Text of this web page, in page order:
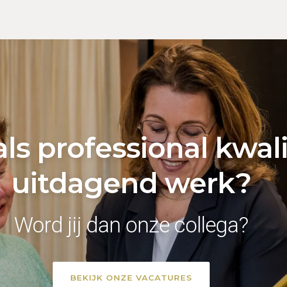
professional
uitdagend werk?
Word jij dan onze collega?
BEKIJK ONZE VACATURES